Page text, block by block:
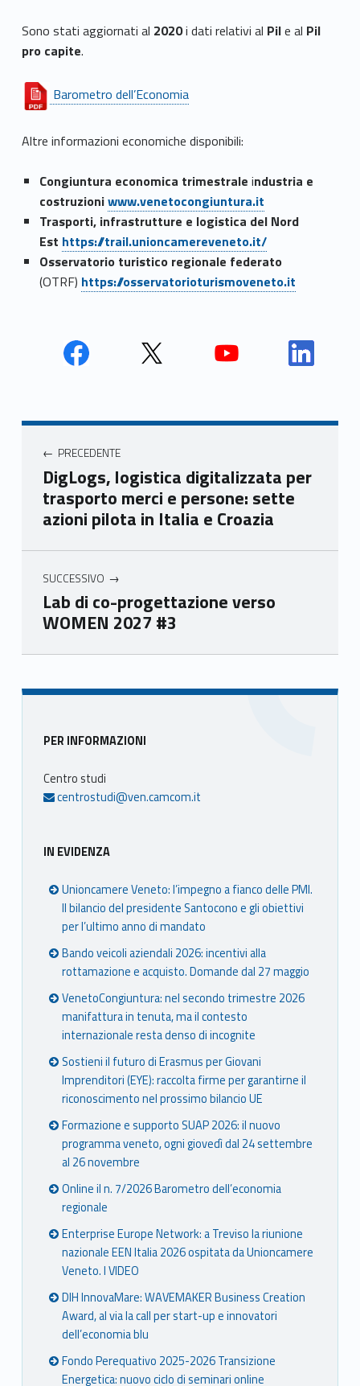
Sono stati aggiornati al 2020i dati relativi al Pile al Pil
pro capite.
Barometro dell’Economia
Altre informazioni economiche disponibili:
Congiuntura economica trimestrale industria e
costruzioniwww.venetocongiuntura.it
Trasporti, infrastrutture e logistica del Nord
Est https://trail.unioncamereveneto.it/
Osservatorio turistico regionale federato
(OTRF) https://osservatorioturismoveneto.it
Unio
mer
e
Ven
eto
Unio
e
Ven
eto
Unio
e
Ven
eto
Unio
e
Ven
Navigazione articoli
PRECEDENTE
DigLogs, logistica digitalizzata per
trasporto merci e persone: sette
azioni pilota in Italia e Croazia
SUCCESSIVO
Lab di co-progettazione verso
WOMEN 2027 #3
Skip back to main navigation
Sidebar
PER INFORMAZIONI
Centro studi
centrostudi@ven.camcom.it
IN EVIDENZA
Unioncamere Veneto: l’impegno a fianco delle PMI.
Il bilancio del presidente Santocono e gli obiettivi
per l’ultimo anno di mandato
Bando veicoli aziendali 2026: incentivi alla
rottamazione e acquisto. Domande dal 27 maggio
VenetoCongiuntura: nel secondo trimestre 2026
manifattura in tenuta, ma il contesto
internazionale resta denso di incognite
Sostieni il futuro di Erasmus per Giovani
Imprenditori (EYE): raccolta firme per garantirne il
riconoscimento nel prossimo bilancio UE
Formazione e supporto SUAP 2026: il nuovo
programma veneto, ogni giovedì dal 24 settembre
al 26 novembre
Online il n. 7/2026 Barometro dell’economia
regionale
Enterprise Europe Network: a Treviso la riunione
nazionale EEN Italia 2026 ospitata da Unioncamere
Veneto. I VIDEO
DIH InnovaMare: WAVEMAKER Business Creation
Award, al via la call per start-up e innovatori
dell’economia blu
Fondo Perequativo 2025-2026 Transizione
Energetica: nuovo ciclo di seminari online